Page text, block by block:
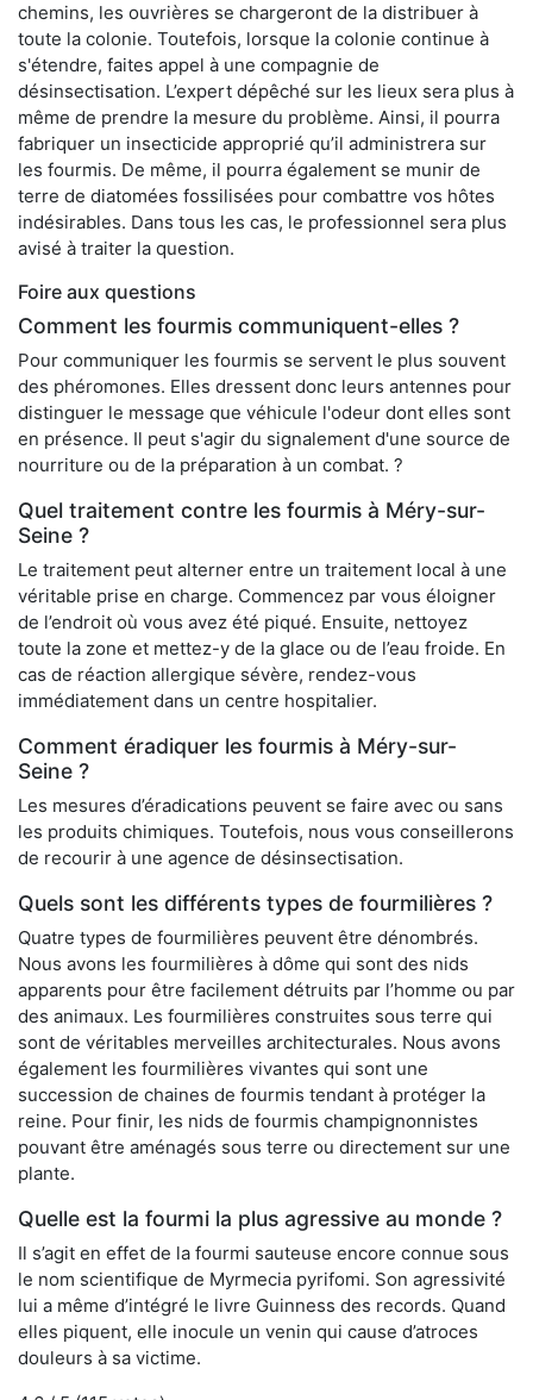
chemins, les ouvrières se chargeront de la distribuer à
toute la colonie. Toutefois, lorsque la colonie continue à
s'étendre, faites appel à une compagnie de
désinsectisation. L’expert dépêché sur les lieux sera plus à
même de prendre la mesure du problème. Ainsi, il pourra
fabriquer un insecticide approprié qu’il administrera sur
les fourmis. De même, il pourra également se munir de
terre de diatomées fossilisées pour combattre vos hôtes
indésirables. Dans tous les cas, le professionnel sera plus
avisé à traiter la question.
Foire aux questions
Comment les fourmis communiquent-elles ?
Pour communiquer les fourmis se servent le plus souvent
des phéromones. Elles dressent donc leurs antennes pour
distinguer le message que véhicule l'odeur dont elles sont
en présence. Il peut s'agir du signalement d'une source de
nourriture ou de la préparation à un combat. ?
Quel traitement contre les fourmis à Méry-sur-
Seine ?
Le traitement peut alterner entre un traitement local à une
véritable prise en charge. Commencez par vous éloigner
de l’endroit où vous avez été piqué. Ensuite, nettoyez
toute la zone et mettez-y de la glace ou de l’eau froide. En
cas de réaction allergique sévère, rendez-vous
immédiatement dans un centre hospitalier.
Comment éradiquer les fourmis à Méry-sur-
Seine ?
Les mesures d’éradications peuvent se faire avec ou sans
les produits chimiques. Toutefois, nous vous conseillerons
de recourir à une agence de désinsectisation.
Quels sont les différents types de fourmilières ?
Quatre types de fourmilières peuvent être dénombrés.
Nous avons les fourmilières à dôme qui sont des nids
apparents pour être facilement détruits par l’homme ou par
des animaux. Les fourmilières construites sous terre qui
sont de véritables merveilles architecturales. Nous avons
également les fourmilières vivantes qui sont une
succession de chaines de fourmis tendant à protéger la
reine. Pour finir, les nids de fourmis champignonnistes
pouvant être aménagés sous terre ou directement sur une
plante.
Quelle est la fourmi la plus agressive au monde ?
Il s’agit en effet de la fourmi sauteuse encore connue sous
le nom scientifique de Myrmecia pyrifomi. Son agressivité
lui a même d’intégré le livre Guinness des records. Quand
elles piquent, elle inocule un venin qui cause d’atroces
douleurs à sa victime.